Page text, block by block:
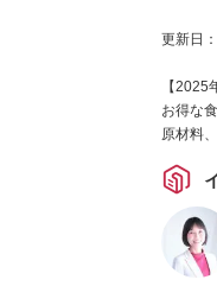
更新日：
【
お得な
原材料